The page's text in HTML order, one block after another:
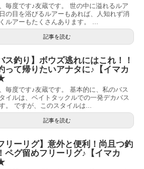
毎度です♪友蔵です。 世の中に溢れるルア
の目を浴びるルアーもあれば、人知れず消
ルアーもたくさんあります。 ...
記事を読む
釣り】ボウズ逃れにはこれ！！
って帰りたいアナタに♪【イマカ
毎度です♪友蔵です。 基本的に、私のバス
イルは、ベイトタックルでの一発デカバス
。 ですが、このスタイルは...
記事を読む
ーリグ】意外と便利！尚且つ釣
ペグ留めフリーリグ♪【イマカ